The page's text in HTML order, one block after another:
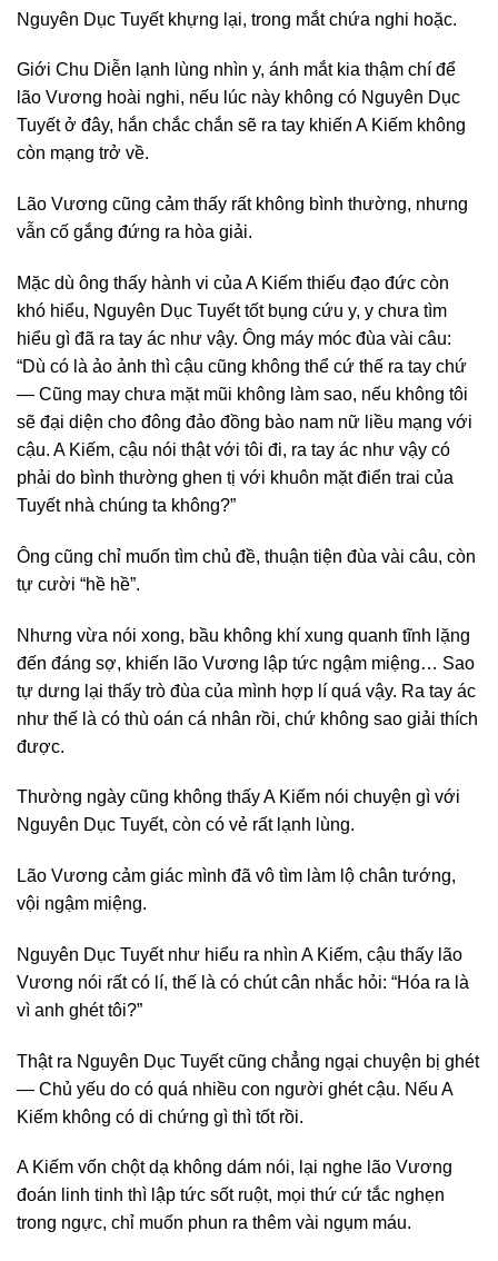
Nguyên Dục Tuyết khựng lại, trong mắt chứa nghi hoặc.
Giới Chu Diễn lạnh lùng nhìn y, ánh mắt kia thậm chí để
lão Vương hoài nghi, nếu lúc này không có Nguyên Dục
Tuyết ở đây, hắn chắc chắn sẽ ra tay khiến A Kiếm không
còn mạng trở về.
Lão Vương cũng cảm thấy rất không bình thường, nhưng
vẫn cố gắng đứng ra hòa giải.
Mặc dù ông thấy hành vi của A Kiếm thiếu đạo đức còn
khó hiểu, Nguyên Dục Tuyết tốt bụng cứu y, y chưa tìm
hiểu gì đã ra tay ác như vậy. Ông máy móc đùa vài câu:
“Dù có là ảo ảnh thì cậu cũng không thể cứ thế ra tay chứ
— Cũng may chưa mặt mũi không làm sao, nếu không tôi
sẽ đại diện cho đông đảo đồng bào nam nữ liều mạng với
cậu. A Kiếm, cậu nói thật với tôi đi, ra tay ác như vậy có
phải do bình thường ghen tị với khuôn mặt điển trai của
Tuyết nhà chúng ta không?”
Ông cũng chỉ muốn tìm chủ đề, thuận tiện đùa vài câu, còn
tự cười “hề hề”.
Nhưng vừa nói xong, bầu không khí xung quanh tĩnh lặng
đến đáng sợ, khiến lão Vương lập tức ngậm miệng… Sao
tự dưng lại thấy trò đùa của mình hợp lí quá vậy. Ra tay ác
như thế là có thù oán cá nhân rồi, chứ không sao giải thích
được.
Thường ngày cũng không thấy A Kiếm nói chuyện gì với
Nguyên Dục Tuyết, còn có vẻ rất lạnh lùng.
Lão Vương cảm giác mình đã vô tìm làm lộ chân tướng,
vội ngậm miệng.
Nguyên Dục Tuyết như hiểu ra nhìn A Kiếm, cậu thấy lão
Vương nói rất có lí, thế là có chút cân nhắc hỏi: “Hóa ra là
vì anh ghét tôi?”
Thật ra Nguyên Dục Tuyết cũng chẳng ngại chuyện bị ghét
— Chủ yếu do có quá nhiều con người ghét cậu. Nếu A
Kiếm không có di chứng gì thì tốt rồi.
A Kiếm vốn chột dạ không dám nói, lại nghe lão Vương
đoán linh tinh thì lập tức sốt ruột, mọi thứ cứ tắc nghẹn
trong ngực, chỉ muốn phun ra thêm vài ngụm máu.